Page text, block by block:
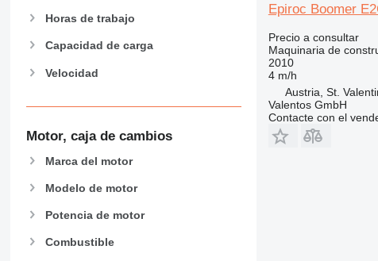
938
950
955
966
972
980
982
Horas de trabajo
Capacidad de carga
Velocidad
Motor, caja de cambios
Marca del motor
Modelo de motor
Potencia de motor
Combustible
Epiroc Boomer
Precio a consultar
Maquinaria de
2010
4 m/h
Austria, St.
Valentos GmbH
Contacte con el